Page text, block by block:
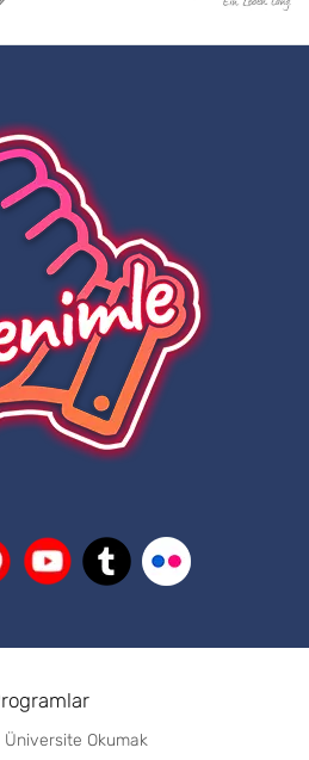
Üniversite Okumak